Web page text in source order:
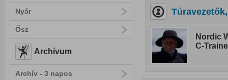
Nyár
Ősz
Archívum
Archív - 3 napos
Nordic
C-